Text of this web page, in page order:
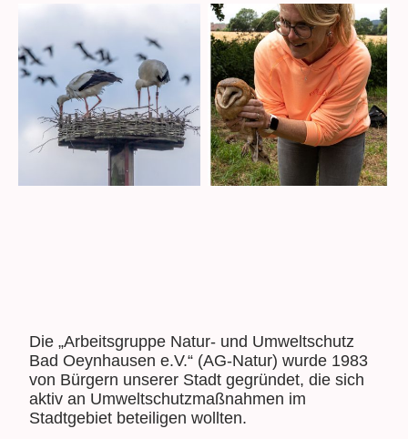
Die „Arbeitsgruppe Natur- und Umweltschutz
Bad Oeynhausen e.V.“ (AG-Natur) wurde 1983
von Bürgern unserer Stadt gegründet, die sich
aktiv an Umweltschutzmaßnahmen im
Stadtgebiet beteiligen wollten.